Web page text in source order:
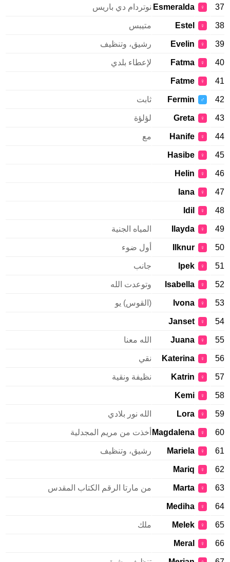
37
♀
Esmeralda نوتردام دي باريس
38
♀
Estel متيبس
39
♀
Evelin رشيق، وتنظيف
40
♀
Fatma لإعطاء بلدي
41
♀
Fatme
42
♂
Fermin ثابت
43
♀
Greta لؤلؤة
44
♀
Hanife مع
45
♀
Hasibe
46
♀
Helin
47
♀
Iana
48
♀
Idil
49
♀
Ilayda المياه الجنية
50
♀
Ilknur أول ضوء
51
♀
Ipek جانب
52
♀
Isabella وتوعدت الله
53
♀
Ivona (القوس) يو
54
♀
Janset
55
♀
Juana الله معنا
56
♀
Katerina نقي
57
♀
Katrin نظيفة ونقية
58
♀
Kemi
59
♀
Lora الله نور بلادي
60
♀
Magdalena أخذت من مريم المجدلية
61
♀
Mariela رشيق، وتنظيف
62
♀
Mariq
63
♀
Marta من مارتا الرقم الكتاب المقدس
64
♀
Mediha
65
♀
Melek ملك
66
♀
Meral